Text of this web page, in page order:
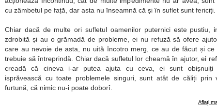
cu zâmbetul pe față, dar asta nu înseamnă că și în suflet sunt fericiți.
Chiar dacă de multe ori sufletul oamenilor puternici este pustiu,
zdrobită și au o grămadă de probleme, ei nu refuză să ofere
care au nevoie de asta, nu uită încotro merg, ce au de făcut și ce
trebuie să întreprindă. Chiar dacă sufletul lor cheamă în ajutor, ei
creadă că cineva i-ar putea ajuta cu ceva, ei sunt
isprăvească cu toate problemele singuri, sunt atât de căliți prin
furtună, că nimic nu-i poate doborî.
Aflați